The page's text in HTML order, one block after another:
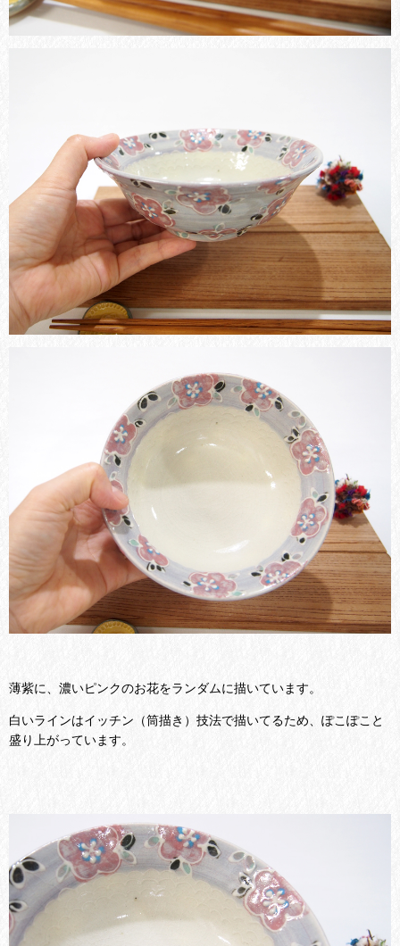
薄紫に、濃いピンクのお花をランダムに描いています。
白いラインはイッチン（筒描き）技法で描いてるため、ぽこぽこと
盛り上がっています。